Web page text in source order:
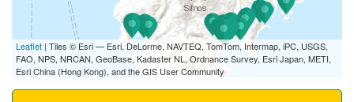
Leaflet | Tiles © Esri — Esri, DeLorme, NAVTEQ, TomTom, Intermap, iPC, USGS,
FAO, NPS, NRCAN, GeoBase, Kadaster NL, Ordnance Survey, Esri Japan, METI,
Esri China (Hong Kong), and the GIS User Community